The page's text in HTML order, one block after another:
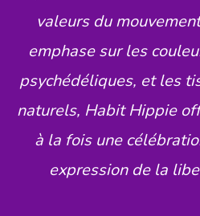
valeurs du
emphase sur les
psychédéliques, et les
naturels, Habit Hippie
à la fois une
expression de la